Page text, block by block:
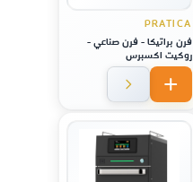
PRATICA
فرن براتيكا - فرن صناعي -
روكيت اكسبرس